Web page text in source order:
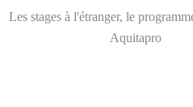
Les stages à l'étranger, le
Aquitapro